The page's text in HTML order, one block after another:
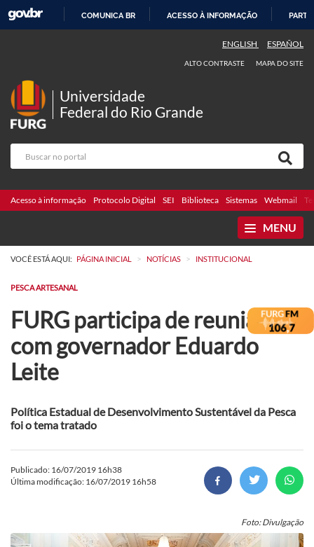
COMUNICA BR ACESSO À INFORMAÇÃO
ENGLISH ESPAÑOL
ALTO CONTRASTE MAPA DO SITE
Universidade
Federal do Rio Grande
Acesso à informação Protocolo Digital SEI Biblioteca Sistemas Webmail
MENU
VOCÊ ESTÁ AQUI: PÁGINA INICIAL > NOTÍCIAS > INSTITUCIONAL
PESCA ARTESANAL
FURG participa de reunião
com governador Eduardo
Leite
Política Estadual de Desenvolvimento Sustentável da Pesca
foi o tema tratado
Publicado: 16/07/2019 16h38
Última modificação: 16/07/2019 16h58
Foto: Divulgação